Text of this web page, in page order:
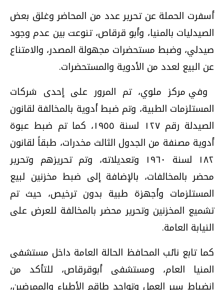
أسفرت الحملة عن تحرير عدد من المحاضر وغلق بعض
الصيدليات بالمنيا، وأبو قرقاص، تنوعت بين عدم وجود
صيدلي، وضبط مستحضرات مجهولة المصدر، والامتناع
عن البيع لعدد من الأدوية والمستحضرات.
وفي مركز ملوي، تم المرور على إحدى شركات
المستلزمات الطبية، وتم ضبط أدوية بالمخالفة لقانون
الصيدلة رقم ١٢٧ لسنة ١٩٥٥، كما تم ضبط عبوة
أدوية مصنفة من الجدول الثالث مخدرات، طبقاً لقانون
١٨٢ لسنة ١٩٦٠ وتعديلاته، وتم تحريزهم وتحرير
محضر بالمخالفات، بالإضافة إلى ضبط مخزنين لبيع
المستلزمات وأجهزة طبية بدون ترخيص، حيث تم
تشميع المخزنين وتحرير محضر بالمخالفة للعرض على
النيابة العامة.
كما تابع نائب المحافظ الحالة العامة داخل مستشفى
المنيا العام، ومستشفى أبوقرقاص، للتأكد من
انضباط سير العمل وتواجد طاقم الأطباء والممرضين،